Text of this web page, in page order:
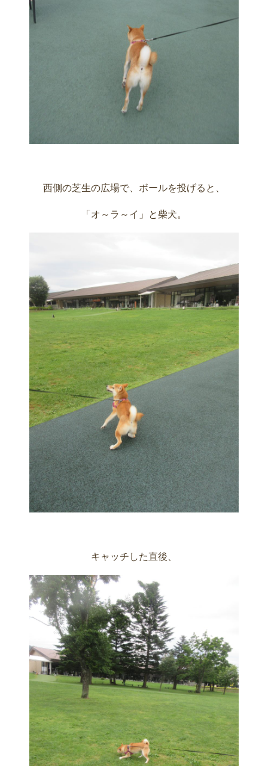
西側の芝生の広場で、ボールを投げると、
「オ～ラ～イ」と柴犬。
キャッチした直後、